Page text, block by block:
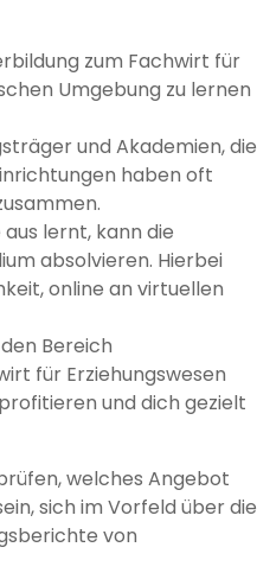
zum Fachwirt für
Umgebung zu lernen
und Akademien, die
haben oft
lernt, kann die
absolvieren. Hierbei
online an virtuellen
Bereich
für Erziehungswesen
und dich gezielt
welches Angebot
sich im Vorfeld über die
von